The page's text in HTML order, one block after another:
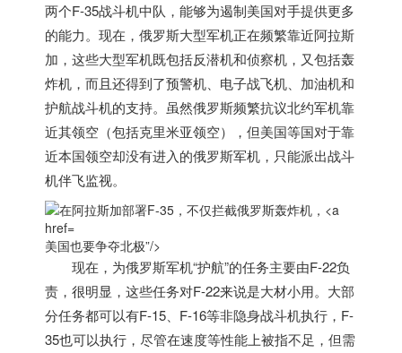
两个F-35战斗机中队，能够为遏制美国对手提供更多
的能力。现在，俄罗斯大型军机正在频繁靠近阿拉斯
加，这些大型军机既包括反潜机和侦察机，又包括轰
炸机，而且还得到了预警机、电子战飞机、加油机和
护航战斗机的支持。虽然俄罗斯频繁抗议北约军机靠
近其领空（包括克里米亚领空），但美国等国对于靠
近本国领空却没有进入的俄罗斯军机，只能派出战斗
机伴飞监视。
美国也要争夺北极”/>
现在，为俄罗斯军机“护航”的任务主要由F-22负
责，很明显，这些任务对F-22来说是大材小用。大部
分任务都可以有F-15、F-16等非隐身战斗机执行，F-
35也可以执行，尽管在速度等性能上被指不足，但需